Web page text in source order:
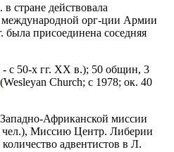
стране действовала
международной орг-ции Армии
была присоединена соседняя
с 50-х гг. XX в.); 50 общин, 3
(Wesleyan Church; с 1978; ок. 40
Африканской миссии
чел.), Миссию Центр. Либерии
адвентистов в Л.